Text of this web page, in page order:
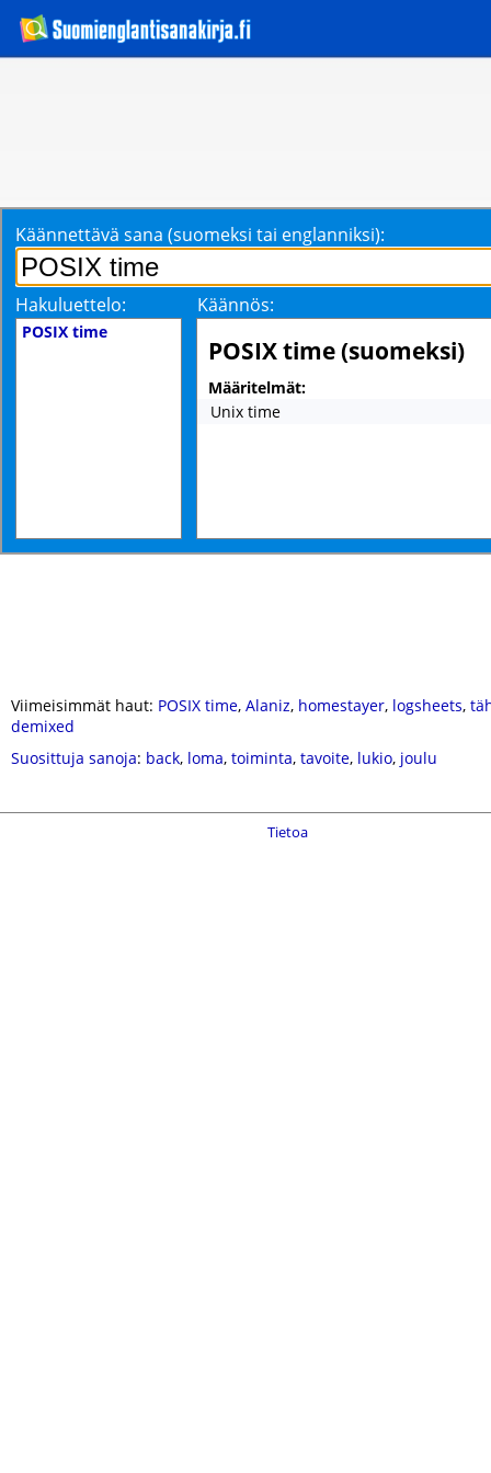
Käännettävä sana (suomeksi tai englanniksi):
Hakuluettelo: Käännös:
POSIX time
POSIX time (suomeksi)
Määritelmät:
Unix time
Viimeisimmät haut: POSIX time, Alaniz, homestayer, logsheets,
demixed
Suosittuja sanoja: back, loma, toiminta, tavoite, lukio, joulu
Tietoa